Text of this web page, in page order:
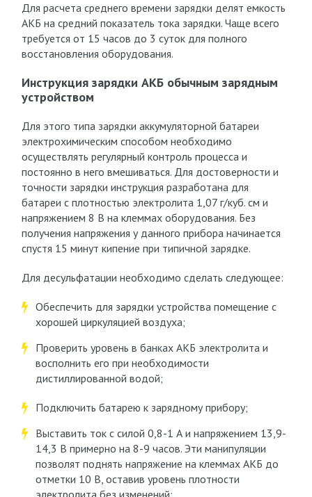
Для расчета среднего времени зарядки делят емкость
АКБ на средний показатель тока зарядки. Чаще всего
требуется от 15 часов до 3 суток для полного
восстановления оборудования.
Инструкция зарядки АКБ обычным зарядным
устройством
Для этого типа зарядки аккумуляторной батареи
электрохимическим способом необходимо
осуществлять регулярный контроль процесса и
постоянно в него вмешиваться. Для достоверности и
точности зарядки инструкция разработана для
батареи с плотностью электролита 1,07 г/куб. см и
напряжением 8 В на клеммах оборудования. Без
получения напряжения у данного прибора начинается
спустя 15 минут кипение при типичной зарядке.
Для десульфатации необходимо сделать следующее:
Обеспечить для зарядки устройства помещение с
хорошей циркуляцией воздуха;
Проверить уровень в банках АКБ электролита и
восполнить его при необходимости
дистиллированной водой;
Подключить батарею к зарядному прибору;
Выставить ток с силой 0,8-1 А и напряжением 13,9-
14,3 В примерно на 8-9 часов. Эти манипуляции
позволят поднять напряжение на клеммах АКБ до
отметки 10 В, оставив уровень плотности
электролита без изменений;